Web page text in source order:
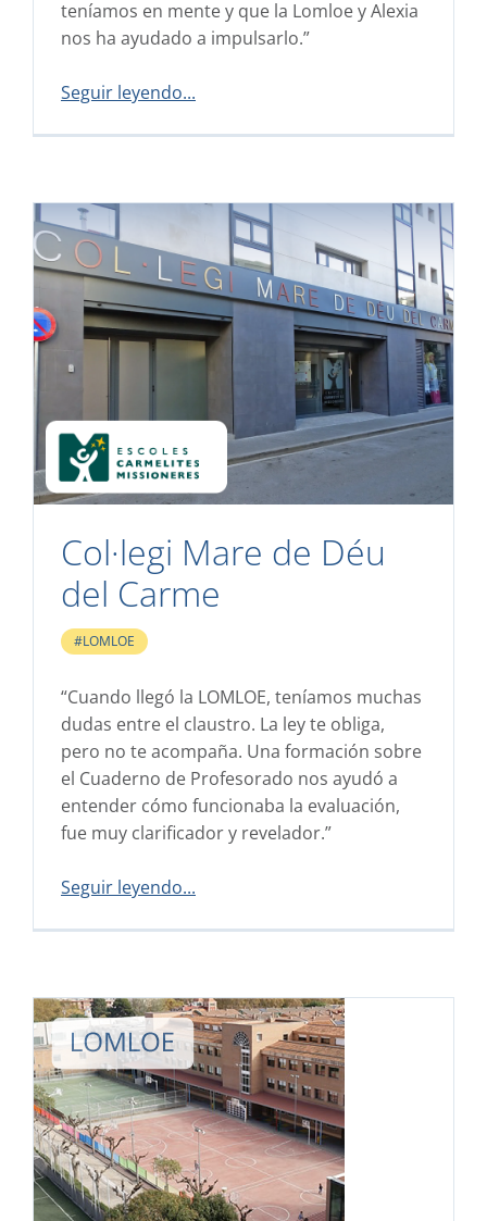
teníamos en mente y que la Lomloe y Alexia
nos ha ayudado a impulsarlo.”
Seguir leyendo...
Col·legi Mare de Déu
del Carme
#LOMLOE
“Cuando llegó la LOMLOE, teníamos muchas
dudas entre el claustro. La ley te obliga,
pero no te acompaña. Una formación sobre
el Cuaderno de Profesorado nos ayudó a
entender cómo funcionaba la evaluación,
fue muy clarificador y revelador.”
Seguir leyendo...